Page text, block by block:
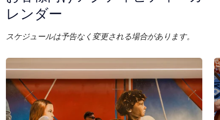
レンダー
スケジュールは予告なく変更される場合があります。